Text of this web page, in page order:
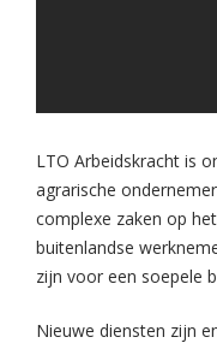
LTO Arbeidskracht is
agrarische
complexe zaken op
buitenlandse
zijn voor een soepele
Nieuwe diensten zijn